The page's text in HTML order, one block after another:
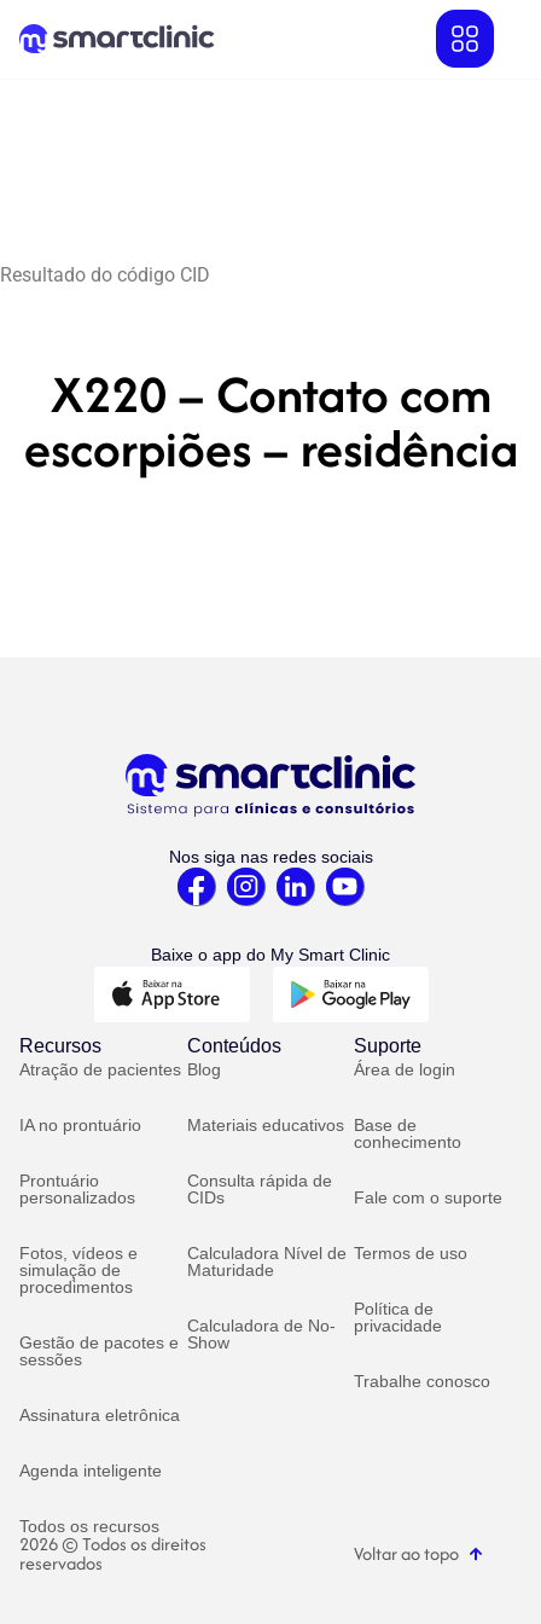
Resultado do código CID
X220 – Contato com
escorpiões – residência
Nos siga nas redes sociais
Baixe o app do My Smart Clinic
Recursos
Atração de pacientes
IA no prontuário
Prontuário
personalizados
Fotos, vídeos e
simulação de
procedimentos
Gestão de pacotes e
sessões
Assinatura eletrônica
Agenda inteligente
Todos os recursos
Conteúdos
Blog
Materiais educativos
Consulta rápida de
CIDs
Calculadora Nível de
Maturidade
Calculadora de No-
Show
Suporte
Área de login
Base de
conhecimento
Fale com o suporte
Termos de uso
Política de
privacidade
Trabalhe conosco
2026 © Todos os direitos
reservados Voltar ao topo